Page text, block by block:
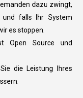
dazu zwingt,
und falls Ihr System
es stoppen.
Open Source und
die Leistung Ihres